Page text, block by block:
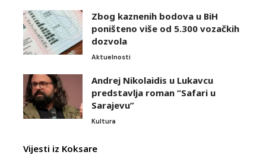
Zbog kaznenih bodova u BiH
poništeno više od 5.300 vozačkih
dozvola
Aktuelnosti
Andrej Nikolaidis u Lukavcu
predstavlja roman “Safari u
Sarajevu”
Kultura
Vijesti iz Koksare